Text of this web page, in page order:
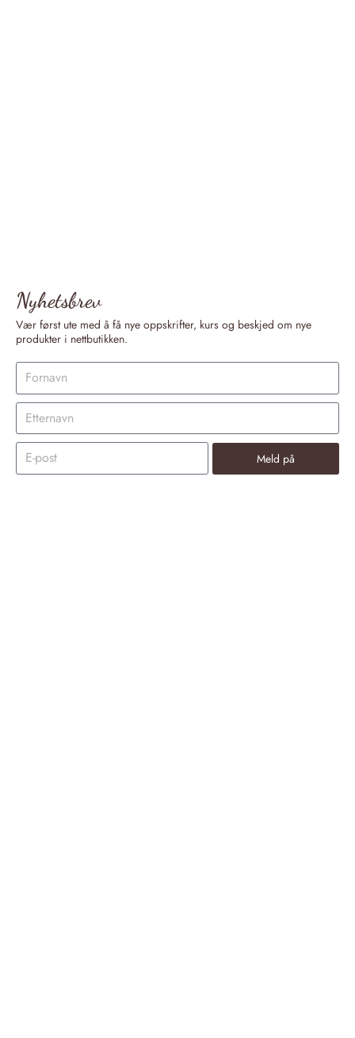
Nyhetsbrev
Vær først ute med å få nye oppskrifter, kurs og beskjed om nye
produkter i nettbutikken.
Meld på